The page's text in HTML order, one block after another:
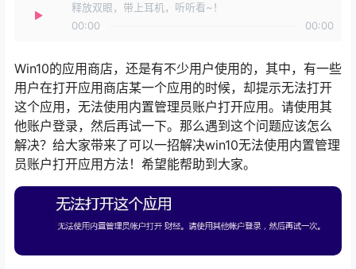
释放双眼，带上耳机，听听看~！
00:00
00:00
Win10的应用商店，还是有不少用户使用的，其中，有一些
用户在打开应用商店某一个应用的时候，却提示无法打开
这个应用，无法使用内置管理员账户打开应用。请使用其
他账户登录，然后再试一下。那么遇到这个问题应该怎么
解决？给大家带来了可以一招解决win10无法使用内置管理
员账户打开应用方法！希望能帮助到大家。